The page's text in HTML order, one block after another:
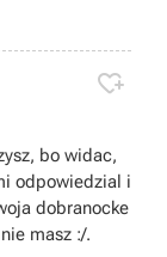

bo widac,
odpowiedzial i
dobranocke
masz :/.